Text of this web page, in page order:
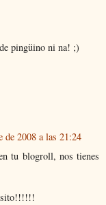
pingüino ni na! ;)
de 2008 a las 21:24
tu blogroll, nos tienes